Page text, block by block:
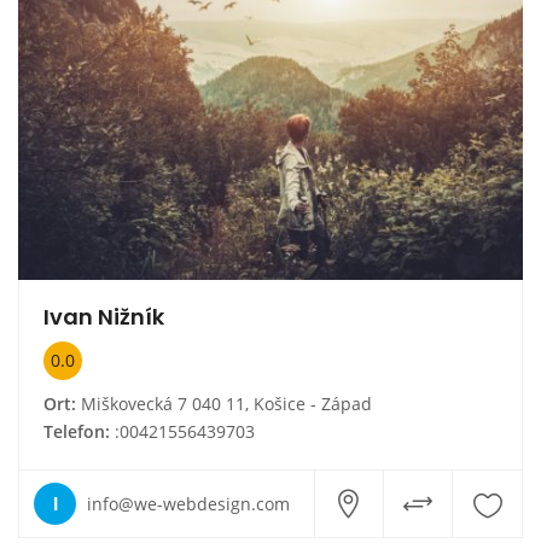
Ivan Nižník
0.0
Ort: Miškovecká 7 040 11, Košice - Západ
Telefon: :00421556439703
I info@we-webdesign.com